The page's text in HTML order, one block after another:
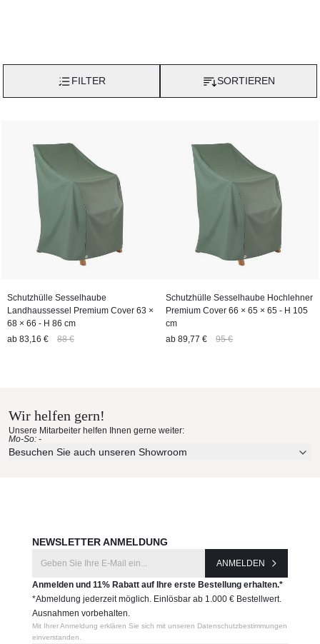
FILTER SORTIEREN
Schutzhülle Sesselhaube
Landhaussessel Premium Cover 63 ×
68 × 66 - H 86 cm
ab 83,16 € 88 €
Schutzhülle Sesselhaube Hochlehner
Premium Cover 66 × 65 × 65 - H 105
cm
ab 89,77 € 95 €
Wir helfen gern!
Unsere Mitarbeiter helfen Ihnen gerne weiter:
Mo-So: -
Besuchen Sie auch unseren Showroom
NEWSLETTER ANMELDUNG
ANMELDEN
Anmelden und 11% Rabatt auf Ihre erste Bestellung erhalten.*
*Abmeldung jederzeit möglich. Einlösbar ab 1.000 € Bestellwert.
Ausnahmen vorbehalten.
Mit Ihrer Anmeldung erklären Sie sich mit unseren Datenschutzbestimmungen
einverstanden.